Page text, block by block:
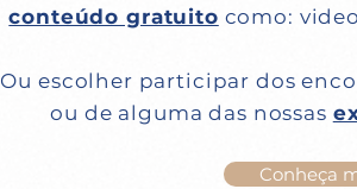
conteúdo gratuito como:
Ou escolher participar dos
ou de alguma das nossas
Conheça